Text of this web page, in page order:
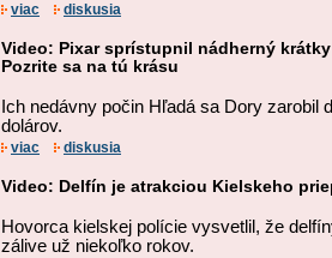
viac diskusia
Video: Pixar sprístupnil nádherný krátky
Pozrite sa na tú krásu
Ich nedávny počin Hľadá sa Dory zarobil
dolárov.
viac diskusia
Video: Delfín je atrakciou Kielskeho
Hovorca kielskej polície vysvetlil, že
zálive už niekoľko rokov.